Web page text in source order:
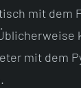
mit dem
mit dem